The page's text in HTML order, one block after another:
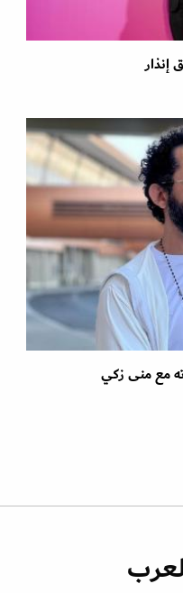
إنذار
مع منى زكي